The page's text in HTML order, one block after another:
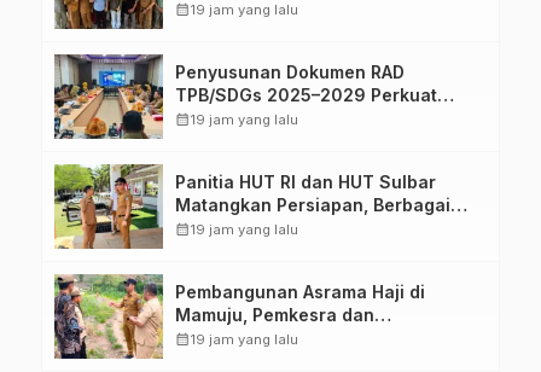
Dukung Sertifikasi ISPO Pekebun di
calendar_month19 jam yang lalu
Penyusunan Dokumen RAD
TPB/SDGs 2025–2029 Perkuat
Arah Pembangunan Berkelanjutan
calendar_month19 jam yang lalu
Panitia HUT RI dan HUT Sulbar
Matangkan Persiapan, Berbagai
Lomba Akan Dilaksanakan Pemprov
calendar_month19 jam yang lalu
Pembangunan Asrama Haji di
Mamuju, Pemkesra dan
Kementerian Haji Sulbar Tinjau
calendar_month19 jam yang lalu